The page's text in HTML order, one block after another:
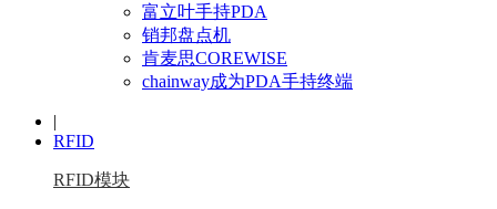
富立叶手持PDA
销邦盘点机
肯麦思COREWISE
chainway成为PDA手持终端
|
RFID
RFID模块